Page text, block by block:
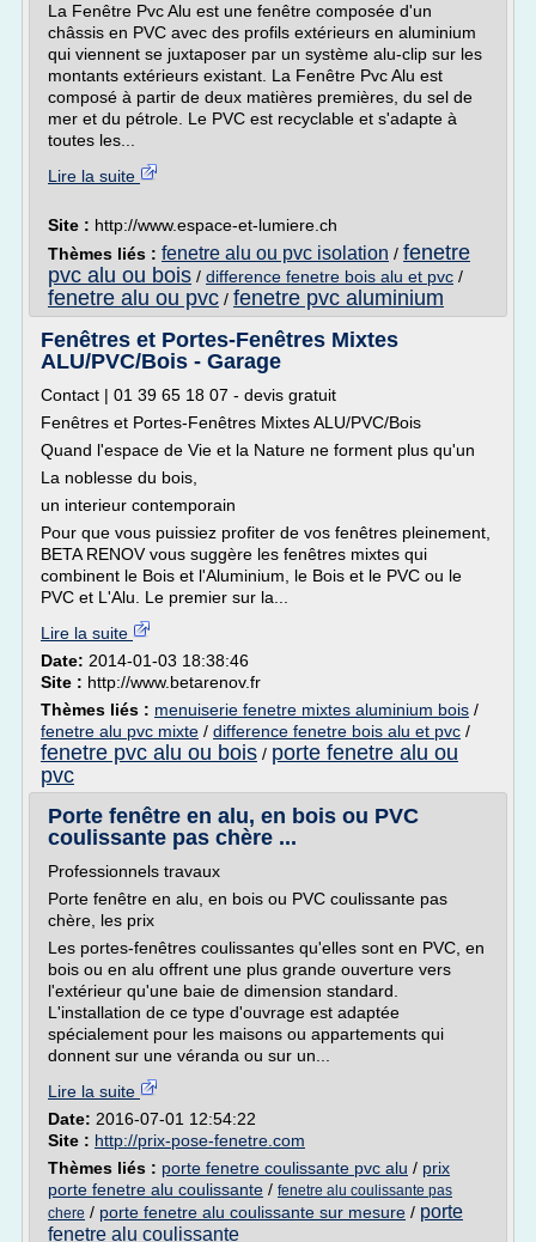
La Fenêtre Pvc Alu est une fenêtre composée d'un
châssis en PVC avec des profils extérieurs en aluminium
qui viennent se juxtaposer par un système alu-clip sur les
montants extérieurs existant. La Fenêtre Pvc Alu est
composé à partir de deux matières premières, du sel de
mer et du pétrole. Le PVC est recyclable et s'adapte à
toutes les...
Lire la suite
Site : http://www.espace-et-lumiere.ch
Thèmes liés : fenetre alu ou pvc isolation / fenetre
pvc alu ou bois / difference fenetre bois alu et pvc /
fenetre alu ou pvc / fenetre pvc aluminium
Fenêtres et Portes-Fenêtres Mixtes
ALU/PVC/Bois - Garage
Contact | 01 39 65 18 07 - devis gratuit
Fenêtres et Portes-Fenêtres Mixtes ALU/PVC/Bois
Quand l'espace de Vie et la Nature ne forment plus qu'un
La noblesse du bois,
un interieur contemporain
Pour que vous puissiez profiter de vos fenêtres pleinement,
BETA RENOV vous suggère les fenêtres mixtes qui
combinent le Bois et l'Aluminium, le Bois et le PVC ou le
PVC et L'Alu. Le premier sur la...
Lire la suite
Date: 2014-01-03 18:38:46
Site : http://www.betarenov.fr
Thèmes liés : menuiserie fenetre mixtes aluminium bois /
fenetre alu pvc mixte / difference fenetre bois alu et pvc /
fenetre pvc alu ou bois / porte fenetre alu ou
pvc
Porte fenêtre en alu, en bois ou PVC
coulissante pas chère ...
Professionnels travaux
Porte fenêtre en alu, en bois ou PVC coulissante pas
chère, les prix
Les portes-fenêtres coulissantes qu'elles sont en PVC, en
bois ou en alu offrent une plus grande ouverture vers
l'extérieur qu'une baie de dimension standard.
L'installation de ce type d'ouvrage est adaptée
spécialement pour les maisons ou appartements qui
donnent sur une véranda ou sur un...
Lire la suite
Date: 2016-07-01 12:54:22
Site : http://prix-pose-fenetre.com
Thèmes liés : porte fenetre coulissante pvc alu / prix
porte fenetre alu coulissante / fenetre alu coulissante pas
chere / porte fenetre alu coulissante sur mesure / porte
fenetre alu coulissante